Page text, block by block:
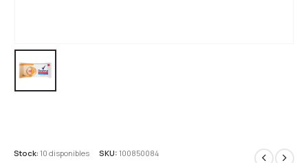
Stock: 10 disponibles SKU:100850084